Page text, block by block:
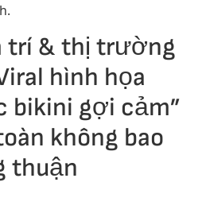
trí & thị trường
hình họa
bikini gợi cảm”
không bao
thuận